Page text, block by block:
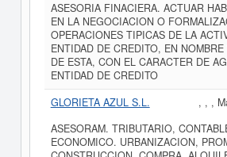
ASESORIA FINACIERA. ACTUAR
EN LA NEGOCIACION O
OPERACIONES TIPICAS DE LA
ENTIDAD DE CREDITO, EN
DE ESTA, CON EL CARACTER DE
ENTIDAD DE CREDITO
GLORIETA AZUL S.L.
, , ,
ASESORAM. TRIBUTARIO,
ECONOMICO. URBANIZACION,